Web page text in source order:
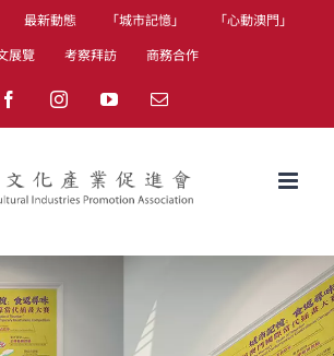
最新動態 「城市記憶」
「心動澳門」
展覽
考察拜訪 商務合作
FacebookInstagramYouTubeEmail